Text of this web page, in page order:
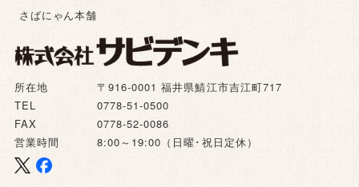
所在地
〒916-0001 福井県鯖江市吉江町717
TEL
0778-51-0500
FAX
0778-52-0086
営業時間
8:00～19:00（日曜･祝日定休）
さばにゃん本舗